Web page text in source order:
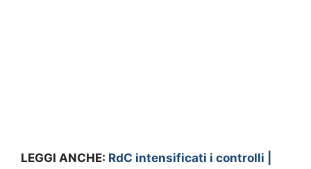
LEGGI ANCHE: RdC intensificati i controlli |